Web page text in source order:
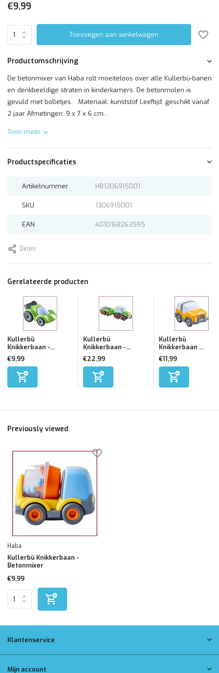
€9,99
Toevoegen aan winkelwagen
Productomschrijving
De betonmixer van Haba rolt moeiteloos over alle Kullerbü-banen
en denkbeeldige straten in kinderkamers. De betonmolen is
gevuld met bolletjes. Materiaal: kunststof Leeftijd: geschikt vanaf
2 jaar Afmetingen: 9 x 7 x 6 cm...
Toon meer
Productspecificaties
Artikelnummer HB1306915001
SKU 1306915001
EAN 4010168263595
Delen
Gerelateerde producten
Kullerbü
Knikkerbaan -...
€9,99
Kullerbü
Knikkerbaan -...
€22,99
Kullerbü
Knikkerbaan ...
€11,99
Previously viewed
Haba
Kullerbü Knikkerbaan -
Betonmixer
€9,99
Klantenservice
Mijn account